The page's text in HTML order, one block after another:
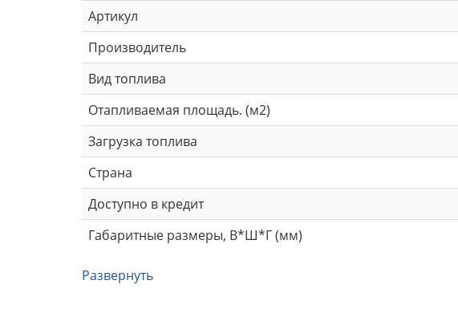
Артикул
Производитель
Вид топлива
Отапливаемая площадь. (м2)
Загрузка топлива
Страна
Доступно в кредит
Габаритные размеры, В*Ш*Г (мм)
Развернуть